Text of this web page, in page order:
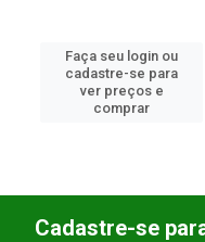
Faça seu login ou
cadastre-se para
ver preços e
comprar
Cadastre-se